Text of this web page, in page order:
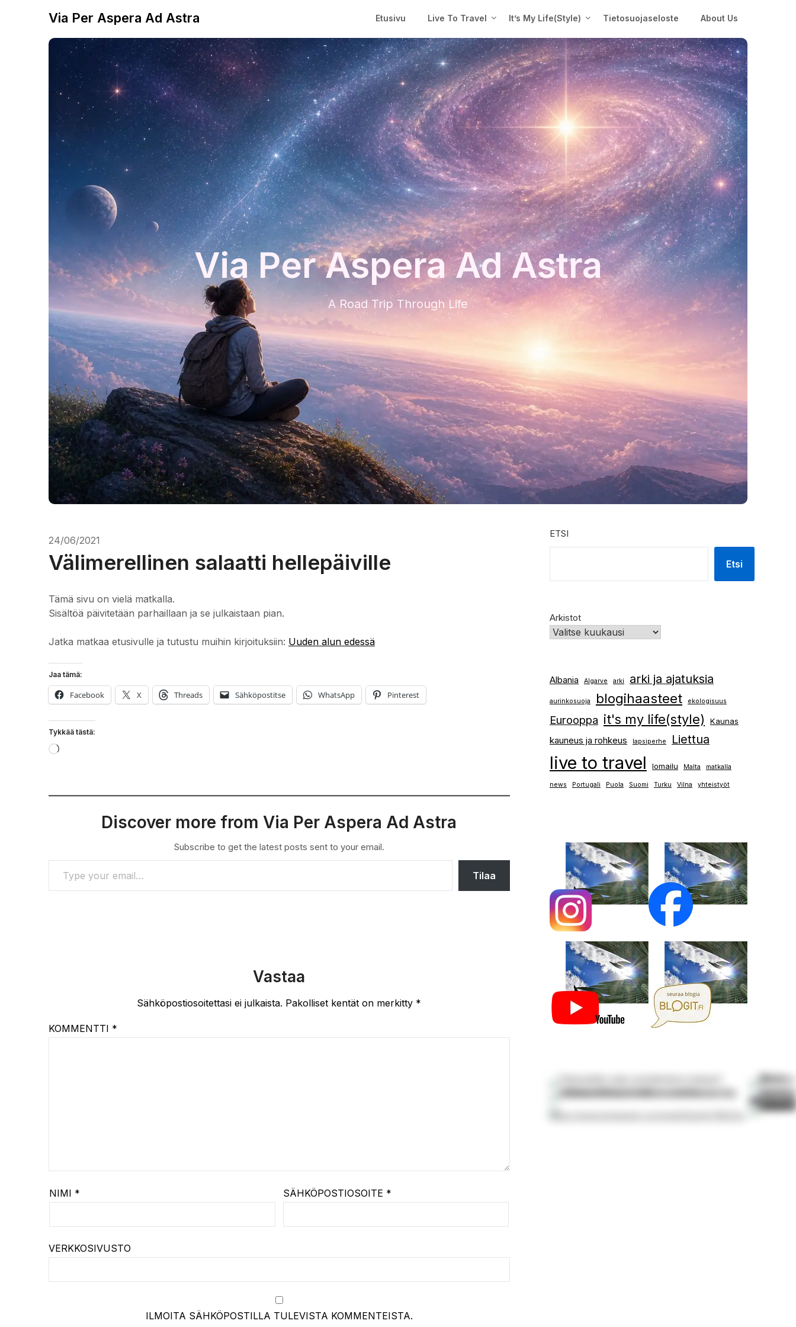
Via Per Aspera Ad Astra Etusivu Live To Travel It’s My Life(Style) Tietosuojaseloste About Us
Via Per Aspera Ad Astra
A Road Trip Through Life
24/06/2021
Välimerellinen salaatti hellepäiville
Tämä sivu on vielä matkalla.
Sisältöä päivitetään parhaillaan ja se julkaistaan pian.
Jatka matkaa etusivulle ja tutustu muihin kirjoituksiin: Uuden alun edessä
Jaa tämä:
Facebook X Threads Sähköpostitse WhatsApp Pinterest
Tykkää tästä:
Loading…
Discover more from Via Per Aspera Ad Astra
Subscribe to get the latest posts sent to your email.
TYPE YOUR EMAIL…
Tilaa
Vastaa
Sähköpostiosoitettasi ei julkaista. Pakolliset kentät on merkitty *
KOMMENTTI *
NIMI * SÄHKÖPOSTIOSOITE *
VERKKOSIVUSTO
ILMOITA SÄHKÖPOSTILLA TULEVISTA KOMMENTEISTA.
ETSI
Etsi
Arkistot
Albania Algarve arki arki ja ajatuksia
aurinkosuoja blogihaasteet ekologisuus
Eurooppa it's my life(style) Kaunas
kauneus ja rohkeus lapsiperhe Liettua
live to travel lomailu Malta matkalla
news Portugali Puola Suomi Turku Vilna yhteistyöt